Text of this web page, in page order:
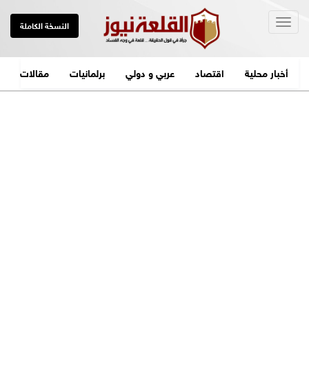
النسخة الكاملة
أخبار محلية اقتصاد عربي و دولي برلمانيات مقالات